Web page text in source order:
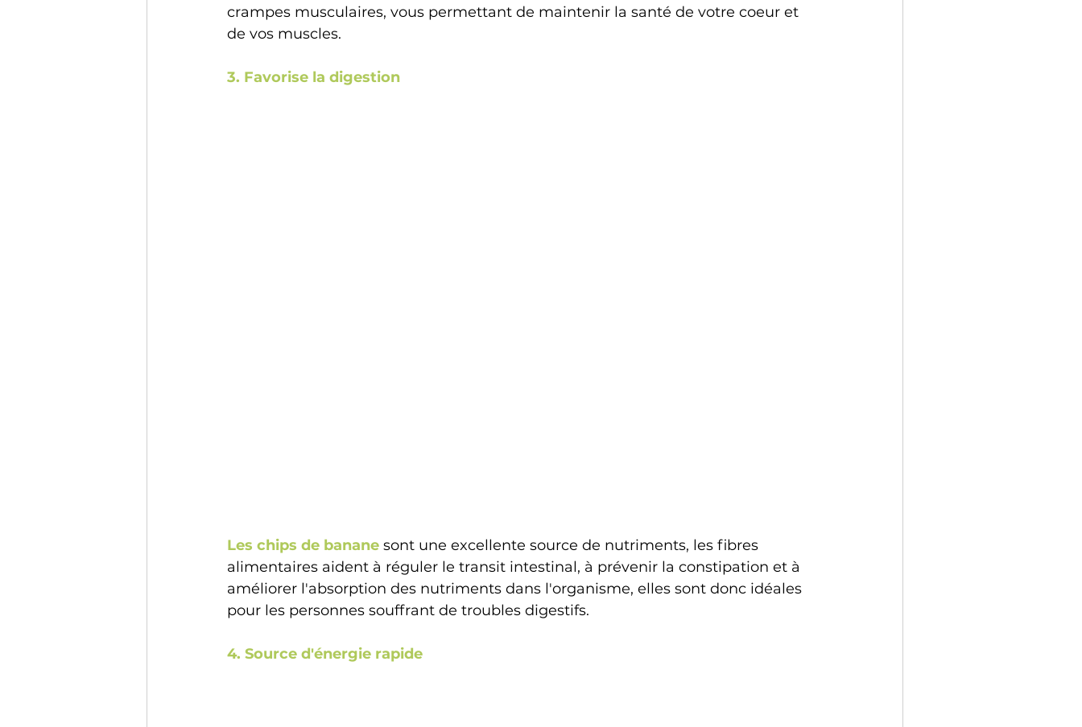
crampes musculaires, vous permettant de maintenir la santé de votre coeur et
de vos muscles.
3. Favorise la digestion
Les chips de banane sont une excellente source de nutriments, les fibres
alimentaires aident à réguler le transit intestinal, à prévenir la constipation et à
améliorer l'absorption des nutriments dans l'organisme, elles sont donc idéales
pour les personnes souffrant de troubles digestifs.
4. Source d'énergie rapide